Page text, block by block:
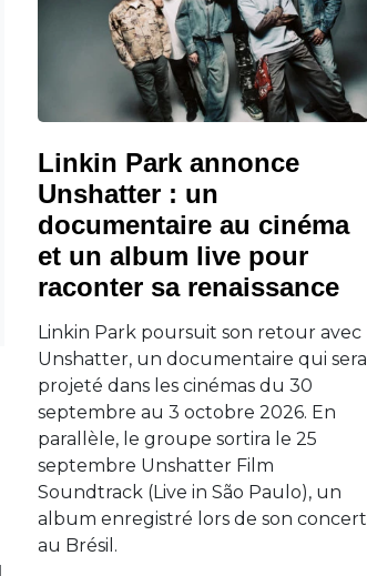
Linkin Park annonce
Unshatter : un
documentaire au cinéma
et un album live pour
raconter sa renaissance
Linkin Park poursuit son retour avec
Unshatter, un documentaire qui sera
projeté dans les cinémas du 30
septembre au 3 octobre 2026. En
parallèle, le groupe sortira le 25
septembre Unshatter Film
Soundtrack (Live in São Paulo), un
album enregistré lors de son concert
au Brésil.